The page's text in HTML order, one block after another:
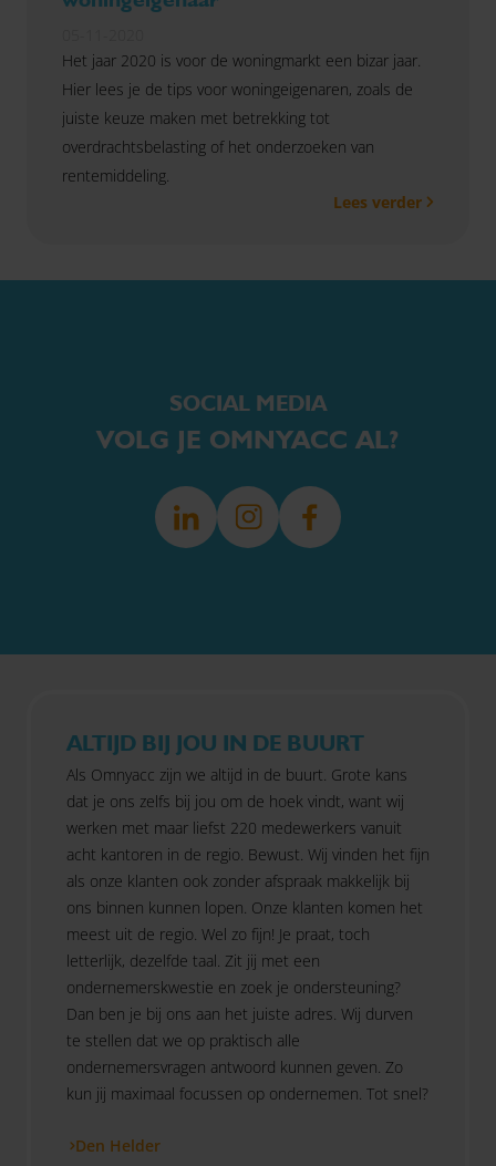
Het jaar 2020 is voor de woningmarkt een bizar jaar.
Hier lees je de tips voor woningeigenaren, zoals de
juiste keuze maken met betrekking tot
overdrachtsbelasting of het onderzoeken van
rentemiddeling.
Lees verder
SOCIAL MEDIA
VOLG JE OMNYACC AL?
ALTIJD BIJ JOU IN DE BUURT
Als Omnyacc zijn we altijd in de buurt. Grote kans
dat je ons zelfs bij jou om de hoek vindt, want wij
werken met maar liefst 220 medewerkers vanuit
acht kantoren in de regio. Bewust. Wij vinden het fijn
als onze klanten ook zonder afspraak makkelijk bij
ons binnen kunnen lopen. Onze klanten komen het
meest uit de regio. Wel zo fijn! Je praat, toch
letterlijk, dezelfde taal. Zit jij met een
ondernemerskwestie en zoek je ondersteuning?
Dan ben je bij ons aan het juiste adres. Wij durven
te stellen dat we op praktisch alle
ondernemersvragen antwoord kunnen geven. Zo
kun jij maximaal focussen op ondernemen. Tot snel?
Den Helder